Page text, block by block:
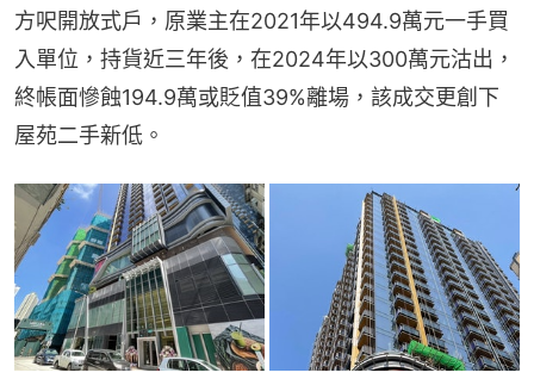
方呎開放式戶，原業主在2021年以494.9萬元一手買
入單位，持貨近三年後，在2024年以300萬元沽出，
終帳面慘蝕194.9萬或貶值39%離場，該成交更創下
屋苑二手新低。